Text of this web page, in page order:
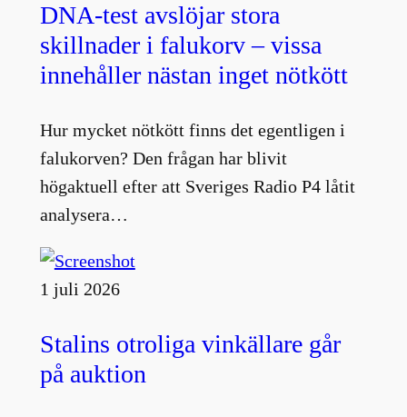
DNA-test avslöjar stora
skillnader i falukorv – vissa
innehåller nästan inget nötkött
Hur mycket nötkött finns det egentligen i
falukorven? Den frågan har blivit
högaktuell efter att Sveriges Radio P4 låtit
analysera…
1 juli 2026
Stalins otroliga vinkällare går
på auktion